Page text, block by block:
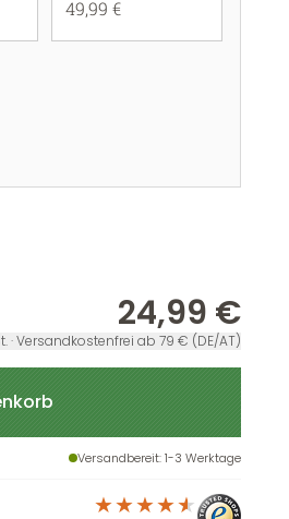
49,99 €
24,99 €
· Versandkostenfrei ab 79 € (DE/AT)
Versandbereit: 1-3 Werktage